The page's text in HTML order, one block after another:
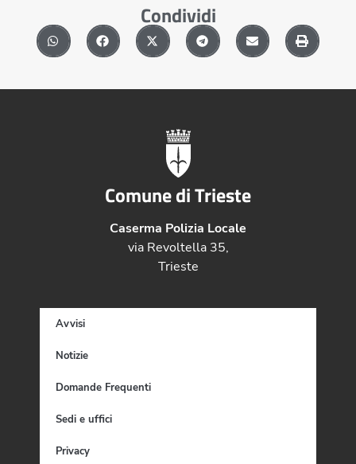
Condividi
Comune di Trieste
Caserma Polizia Locale
via Revoltella 35,
Trieste
Avvisi
Notizie
Domande Frequenti
Sedi e uffici
Privacy